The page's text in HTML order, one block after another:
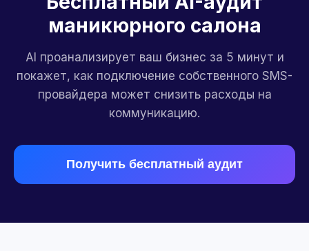
маникюрного салона
AI проанализирует ваш бизнес за 5 минут и
покажет, как подключение собственного SMS-
провайдера может снизить расходы на
коммуникацию.
Получить бесплатный аудит